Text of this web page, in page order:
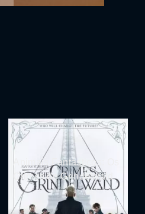
Animais Fantásticos: Os
Crimes de Grindelwald